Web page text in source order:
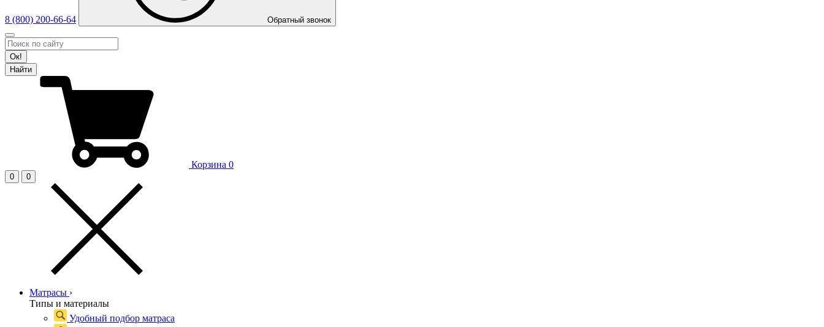
8 (800) 200-66-64 Обратный звонок
Ок!
Найти
Корзина 0
0 0
Матрасы ›
Типы и материалы
Удобный подбор матраса